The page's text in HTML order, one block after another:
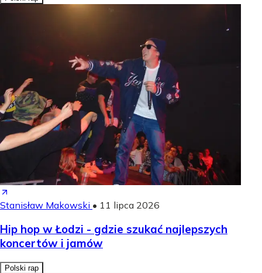
Stanisław Makowski • 11 lipca 2026
Hip hop w Łodzi - gdzie szukać najlepszych
koncertów i jamów
Polski rap